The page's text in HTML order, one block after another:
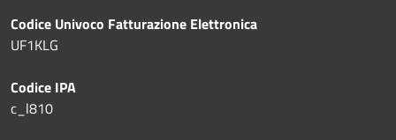
Codice Univoco Fatturazione Elettronica
UF1KLG
Codice IPA
c_l810